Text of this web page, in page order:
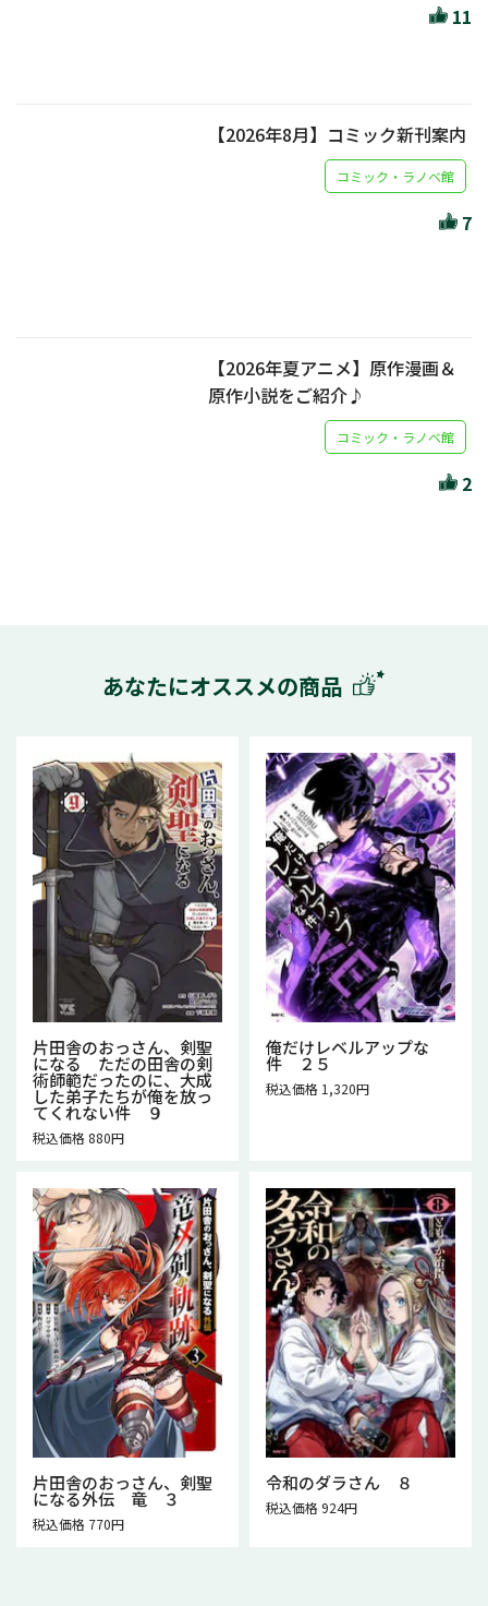
11
【2026年8月】コミック新刊案内
コミック・ラノベ館
7
【2026年夏アニメ】原作漫画＆
原作小説をご紹介♪
コミック・ラノベ館
2
あなたにオススメの商品
片田舎のおっさん、剣聖
になる ただの田舎の剣
術師範だったのに、大成
した弟子たちが俺を放っ
てくれない件 ９
税込価格 880円
俺だけレベルアップな
件 ２５
税込価格 1,320円
片田舎のおっさん、剣聖
になる外伝 竜 ３
税込価格 770円
令和のダラさん ８
税込価格 924円